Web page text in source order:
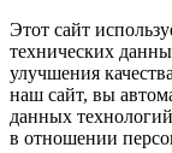
Этот сайт
технических
улучшения
наш сайт, вы
данных
в отношении